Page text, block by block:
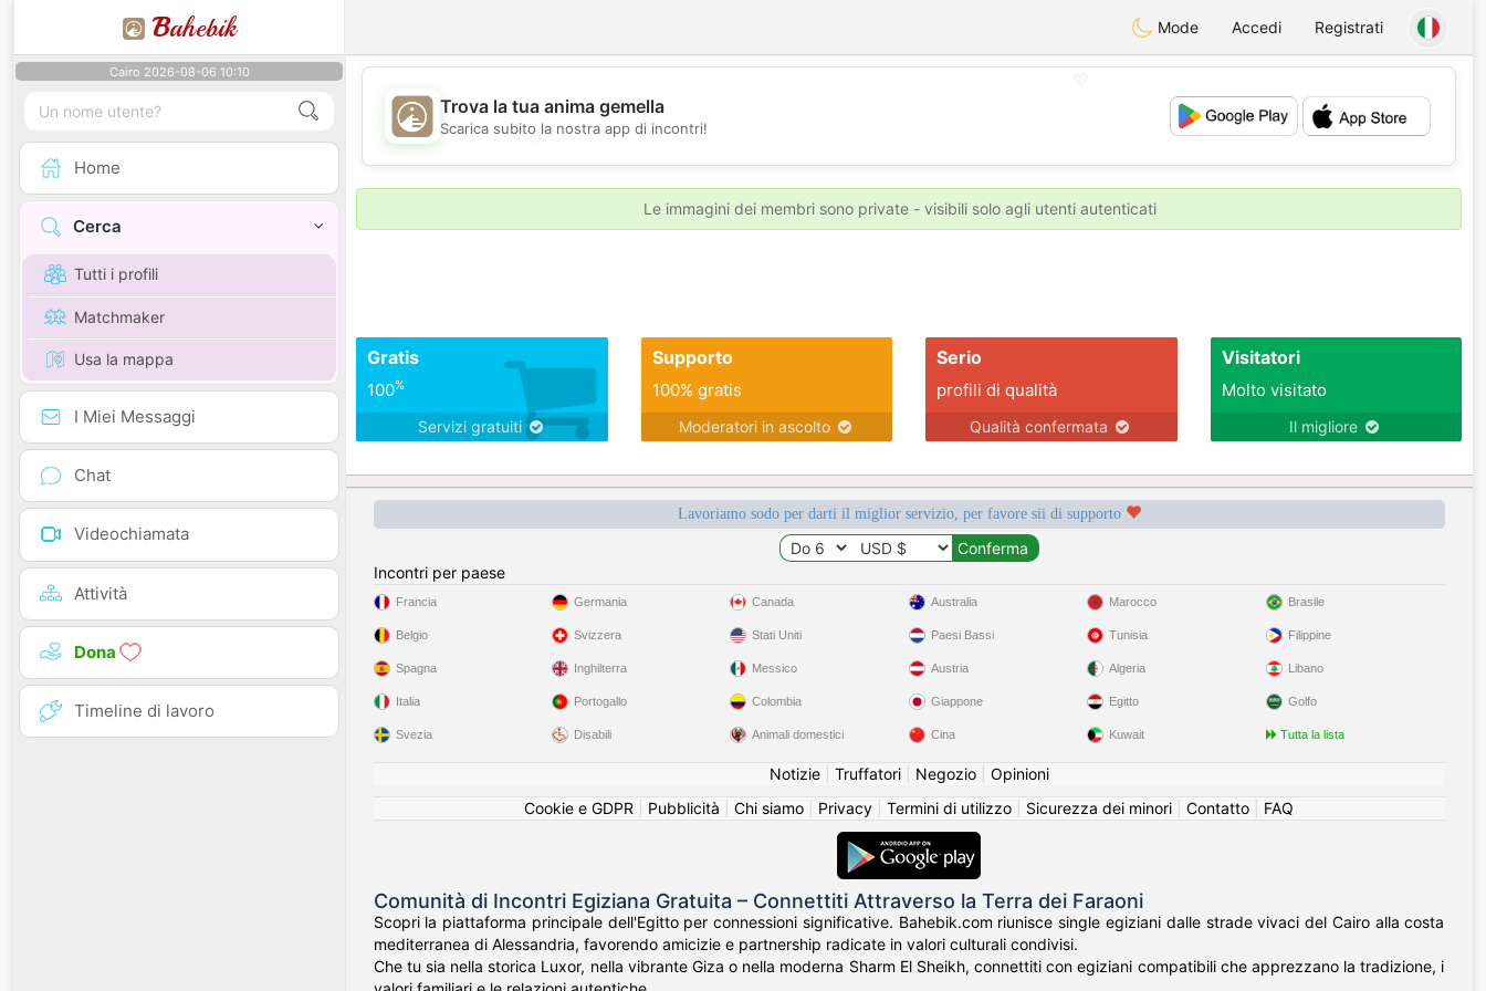
Bahebik Mode Accedi Registrati
Cairo 2026-08-06 10:10
Home
Cerca
Tutti i profili
Matchmaker
Usa la mappa
I Miei Messaggi
Chat
Videochiamata
Attività
Dona
Timeline di lavoro
💖
💕
💕
Trova la tua anima gemella
Scarica subito la nostra app di incontri!
Le immagini dei membri sono private - visibili solo agli utenti autenticati
Gratis
100%
Servizi gratuiti
Supporto
100% gratis
Moderatori in ascolto
Serio
profili di qualità
Qualità confermata
Visitatori
Molto visitato
Il migliore
Lavoriamo sodo per darti il miglior servizio, per favore sii di supporto
Incontri per paese
Francia
Belgio
Spagna
Italia
Svezia
Germania
Svizzera
Inghilterra
Portogallo
Disabili
Canada
Stati Uniti
Messico
Colombia
Animali domestici
Australia
Paesi Bassi
Austria
Giappone
Cina
Marocco
Tunisia
Algeria
Egitto
Kuwait
Brasile
Filippine
Libano
Golfo
Tutta la lista
Notizie| Truffatori| Negozio| Opinioni
Cookie e GDPR
Pubblicità Chi siamo Privacy Termini di utilizzo Sicurezza dei minori Contatto FAQ
Comunità di Incontri Egiziana Gratuita – Connettiti Attraverso la Terra dei Faraoni
Scopri la piattaforma principale dell'Egitto per connessioni significative. Bahebik.com riunisce single egiziani dalle strade vivaci del Cairo alla costa
mediterranea di Alessandria, favorendo amicizie e partnership radicate in valori culturali condivisi.
Che tu sia nella storica Luxor, nella vibrante Giza o nella moderna Sharm El Sheikh, connettiti con egiziani compatibili che apprezzano la tradizione, i